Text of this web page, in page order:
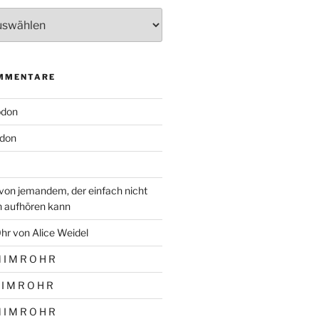
jemandem, der einfach nicht
aufhören kann
von Alice Weidel
I M R O H R
M R O H R
I M R O H R